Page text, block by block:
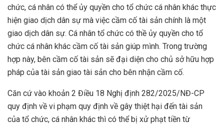
chức, cá nhân có thể ủy quyền cho tổ chức cá nhân khác thực
hiện giao dịch dân sự mà việc cầm cố tài sản chính là một
giao dịch dân sự. Cá nhân tổ chức có thề ủy quyền cho tổ
chức cá nhân khác cầm cố tài sản giúp mình. Trong trường
hợp này, bên cầm cố tài sản sẽ đại diện cho chủ sở hữu hợp
pháp của tài sản giao tài sản cho bên nhận cầm cố.
Căn cứ vào khoản 2 Điều 18 Nghị định 282/2025/NĐ-CP
quy định về vi phạm quy định về gây thiệt hại đến tài sản
của tổ chức, cá nhân khác thì có thể bị xử phạt tiền từ